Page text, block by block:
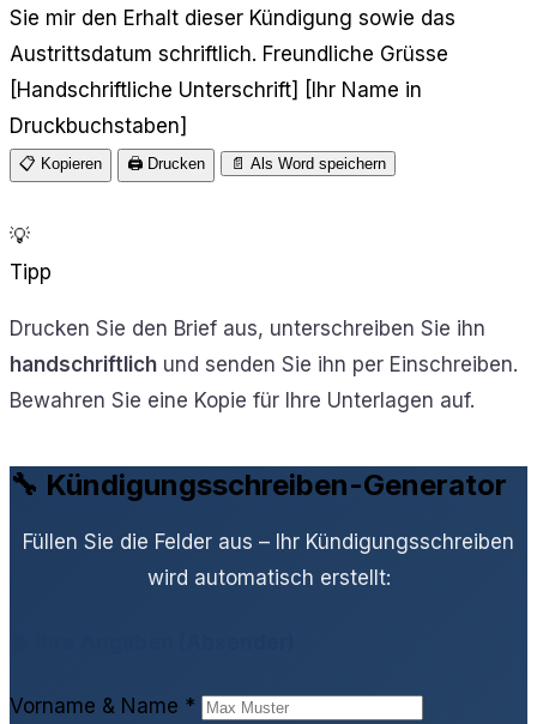
Sie mir den Erhalt dieser Kündigung sowie das
Austrittsdatum schriftlich. Freundliche Grüsse
[Handschriftliche Unterschrift] [Ihr Name in
📋 Kopieren 🖨️ Drucken 📄 Als Word speichern
💡
Tipp
Drucken Sie den Brief aus, unterschreiben Sie ihn
handschriftlich und senden Sie ihn per Einschreiben.
Bewahren Sie eine Kopie für Ihre Unterlagen auf.
🔧 Kündigungsschreiben-Generator
Füllen Sie die Felder aus – Ihr Kündigungsschreiben
wird automatisch erstellt:
Vorname & Name *